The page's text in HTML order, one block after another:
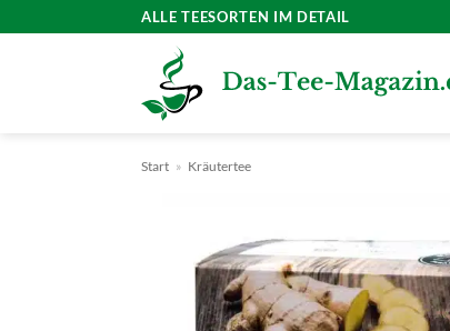
ALLE TEESORTEN IM DETAIL
Start » Kräutertee